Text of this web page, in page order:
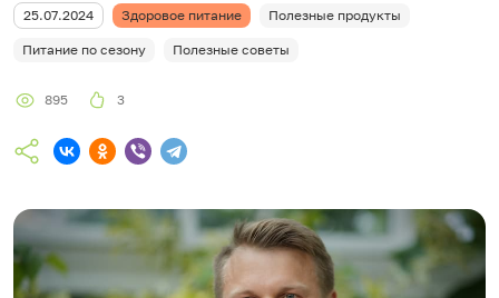
25.07.2024 Здоровое питание Полезные продукты
Питание по сезону Полезные советы
895 3